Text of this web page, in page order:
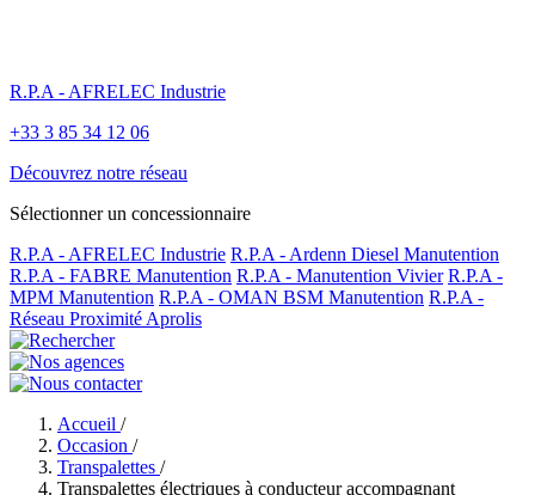
R.P.A - AFRELEC Industrie
+33 3 85 34 12 06
Découvrez notre réseau
Sélectionner un concessionnaire
R.P.A - AFRELEC Industrie R.P.A - Ardenn Diesel Manutention
R.P.A - FABRE Manutention R.P.A - Manutention Vivier R.P.A -
MPM Manutention R.P.A - OMAN BSM Manutention R.P.A -
Réseau Proximité Aprolis
Accueil /
Occasion /
Transpalettes /
Transpalettes électriques à conducteur accompagnant